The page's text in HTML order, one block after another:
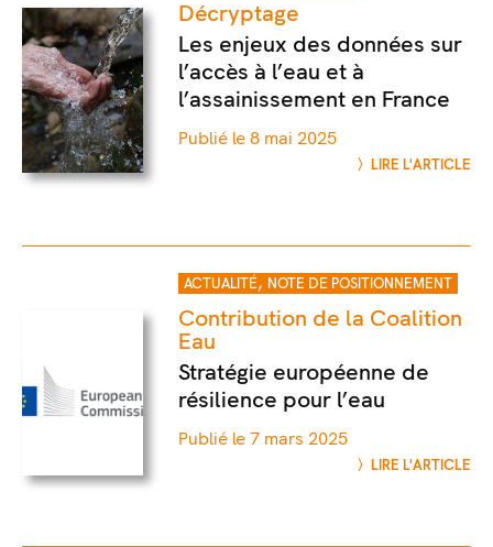
Décryptage
Les enjeux des données sur
l’accès à l’eau et à
l’assainissement en France
Publié le 8 mai 2025
LIRE L'ARTICLE
ACTUALITÉ, NOTE DE POSITIONNEMENT
Contribution de la Coalition
Eau
Stratégie européenne de
résilience pour l’eau
Publié le 7 mars 2025
LIRE L'ARTICLE